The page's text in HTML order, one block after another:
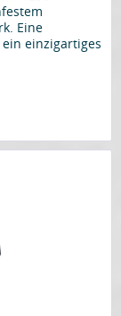
Eine
einzigartiges